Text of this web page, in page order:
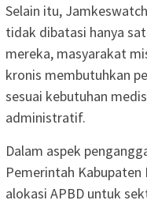
Selain itu,
tidak dibatasi hanya
mereka, masyarakat
kronis membutuhkan
sesuai kebutuhan
administratif.
Dalam aspek
Pemerintah
alokasi APBD untuk